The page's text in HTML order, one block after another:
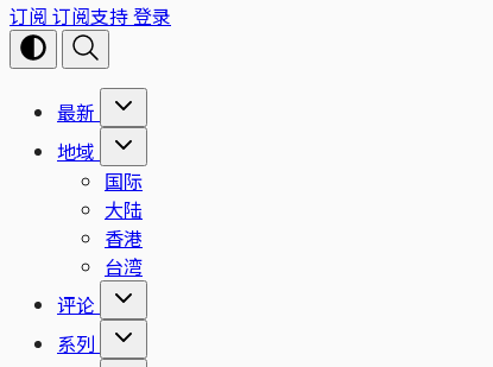
订阅 订阅支持登录
最新
地域
国际
大陆
香港
台湾
评论
系列